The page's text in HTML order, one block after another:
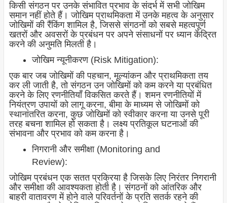
किसी संगठन पर उनके संभावित प्रभाव के संदर्भ में सभी जोखिम
समान नहीं होते हैं। जोखिम प्राथमिकता में उनके महत्व के अनुसार
जोखिमों की रैंकिंग शामिल है, जिससे संगठनों को सबसे महत्वपूर्ण
खतरों और अवसरों के प्रबंधन पर अपने संसाधनों पर ध्यान केंद्रित
करने की अनुमति मिलती है।
जोखिम न्यूनीकरण (Risk Mitigation):
एक बार जब जोखिमों की पहचान, मूल्यांकन और प्राथमिकता तय
कर ली जाती है, तो संगठन उन जोखिमों को कम करने या प्रबंधित
करने के लिए रणनीतियाँ विकसित करते हैं। शमन रणनीतियों में
नियंत्रण उपायों को लागू करना, बीमा के माध्यम से जोखिमों को
स्थानांतरित करना, कुछ जोखिमों को स्वीकार करना या उनसे पूरी
तरह बचना शामिल हो सकता है। लक्ष्य प्रतिकूल घटनाओं की
संभावना और प्रभाव को कम करना है।
निगरानी और समीक्षा (Monitoring and
Review):
जोखिम प्रबंधन एक सतत प्रक्रिया है जिसके लिए निरंतर निगरानी
और समीक्षा की आवश्यकता होती है। संगठनों को आंतरिक और
बाहरी वातावरण में होने वाले परिवर्तनों के प्रति सतर्क रहने की